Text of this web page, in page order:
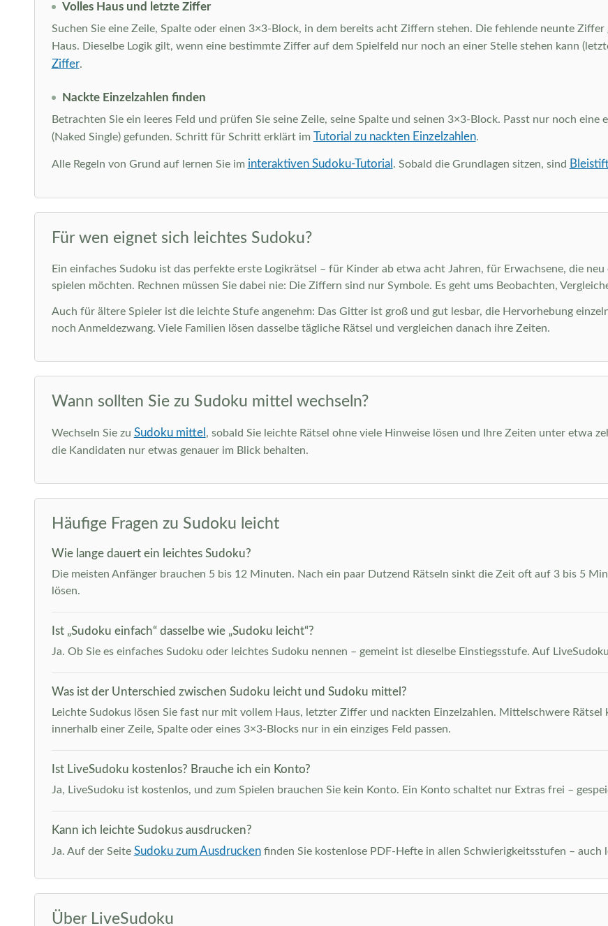
Volles Haus und letzte Ziffer
Suchen Sie eine Zeile, Spalte oder einen 3×3-Block, in dem bereits acht Ziffern stehen. Die fehlende neunte
Haus. Dieselbe Logik gilt, wenn eine bestimmte Ziffer auf dem Spielfeld nur noch an einer Stelle stehen kann
Ziffer.
Nackte Einzelzahlen finden
Betrachten Sie ein leeres Feld und prüfen Sie seine Zeile, seine Spalte und seinen 3×3-Block. Passt nur noch eine
(Naked Single) gefunden. Schritt für Schritt erklärt im Tutorial zu nackten Einzelzahlen.
Alle Regeln von Grund auf lernen Sie im interaktiven Sudoku-Tutorial . Sobald die Grundlagen sitzen, sind
Für wen eignet sich leichtes Sudoku?
Ein einfaches Sudoku ist das perfekte erste Logikrätsel – für Kinder ab etwa acht Jahren, für Erwachsene, die
spielen möchten. Rechnen müssen Sie dabei nie: Die Ziffern sind nur Symbole. Es geht ums Beobachten,
Auch für ältere Spieler ist die leichte Stufe angenehm: Das Gitter ist groß und gut lesbar, die Hervorhebung
noch Anmeldezwang. Viele Familien lösen dasselbe tägliche Rätsel und vergleichen danach ihre Zeiten.
Wann sollten Sie zu Sudoku mittel wechseln?
Wechseln Sie zu Sudoku mittel , sobald Sie leichte Rätsel ohne viele Hinweise lösen und Ihre Zeiten unter etwa
die Kandidaten nur etwas genauer im Blick behalten.
Häufige Fragen zu Sudoku leicht
Wie lange dauert ein leichtes Sudoku?
Die meisten Anfänger brauchen 5 bis 12 Minuten. Nach ein paar Dutzend Rätseln sinkt die Zeit oft auf 3 bis 5
lösen.
Ist „Sudoku einfach“ dasselbe wie „Sudoku leicht“?
Ja. Ob Sie es einfaches Sudoku oder leichtes Sudoku nennen – gemeint ist dieselbe Einstiegsstufe. Auf
Was ist der Unterschied zwischen Sudoku leicht und Sudoku mittel?
Leichte Sudokus lösen Sie fast nur mit vollem Haus, letzter Ziffer und nackten Einzelzahlen. Mittelschwere
innerhalb einer Zeile, Spalte oder eines 3×3-Blocks nur in ein einziges Feld passen.
Ist LiveSudoku kostenlos? Brauche ich ein Konto?
Ja, LiveSudoku ist kostenlos, und zum Spielen brauchen Sie kein Konto. Ein Konto schaltet nur Extras frei –
Kann ich leichte Sudokus ausdrucken?
Ja. Auf der Seite Sudoku zum Ausdruckenfinden Sie kostenlose PDF-Hefte in allen Schwierigkeitsstufen – auch
Über LiveSudoku